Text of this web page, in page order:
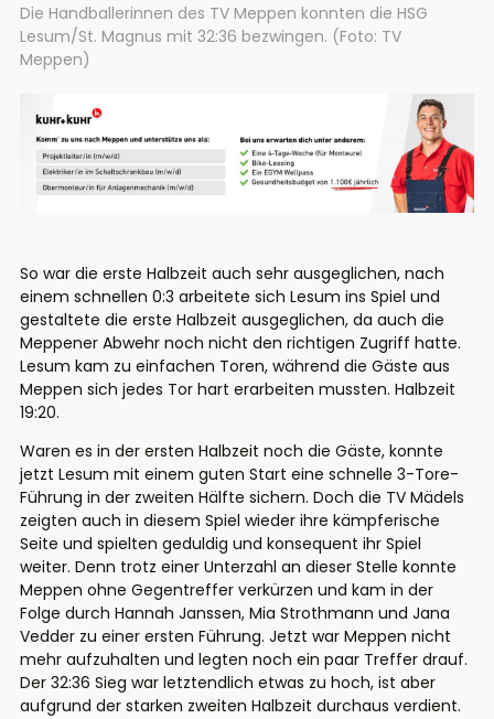
Die Handballerinnen des TV Meppen konnten die HSG
Lesum/St. Magnus mit 32:36 bezwingen. (Foto: TV
Meppen)
So war die erste Halbzeit auch sehr ausgeglichen, nach
einem schnellen 0:3 arbeitete sich Lesum ins Spiel und
gestaltete die erste Halbzeit ausgeglichen, da auch die
Meppener Abwehr noch nicht den richtigen Zugriff hatte.
Lesum kam zu einfachen Toren, während die Gäste aus
Meppen sich jedes Tor hart erarbeiten mussten. Halbzeit
19:20.
Waren es in der ersten Halbzeit noch die Gäste, konnte
jetzt Lesum mit einem guten Start eine schnelle 3-Tore-
Führung in der zweiten Hälfte sichern. Doch die TV Mädels
zeigten auch in diesem Spiel wieder ihre kämpferische
Seite und spielten geduldig und konsequent ihr Spiel
weiter. Denn trotz einer Unterzahl an dieser Stelle konnte
Meppen ohne Gegentreffer verkürzen und kam in der
Folge durch Hannah Janssen, Mia Strothmann und Jana
Vedder zu einer ersten Führung. Jetzt war Meppen nicht
mehr aufzuhalten und legten noch ein paar Treffer drauf.
Der 32:36 Sieg war letztendlich etwas zu hoch, ist aber
aufgrund der starken zweiten Halbzeit durchaus verdient.